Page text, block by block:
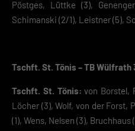
Pöstges, Lüttke (3),
Schimanski (2/1), Leistner (5),
Tschft. St. Tönis – TB Wülfrath
Tschft. St. Tönis: von Borstel,
Löcher (3), Wolf, von der Forst,
(1), Wens, Nelsen (3), Bruchhaus